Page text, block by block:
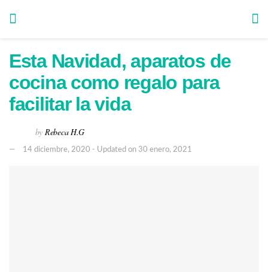
Esta Navidad, aparatos de
cocina como regalo para
facilitar la vida
by Rebeca H.G
14 diciembre, 2020 - Updated on 30 enero, 2021